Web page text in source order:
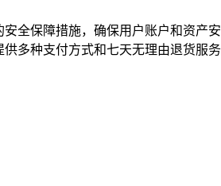
全保障措施，确保用户账户和资产
多种支付方式和七天无理由退货服